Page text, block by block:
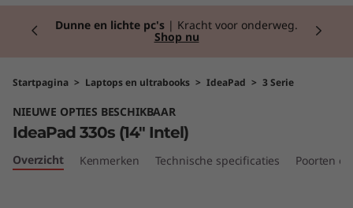
a
d
3
Dunne en lichte pc's | Kracht voor onderweg.
Shop nu
Startpagina > Laptops en ultrabooks > IdeaPad > 3 Serie
NIEUWE OPTIES BESCHIKBAAR
IdeaPad 330s (14" Intel)
Overzicht Kenmerken Technische specificaties Poorten